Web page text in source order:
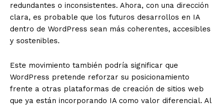
redundantes o inconsistentes. Ahora, con una dirección
clara, es probable que los futuros desarrollos en IA
dentro de WordPress sean más coherentes, accesibles
y sostenibles.
Este movimiento también podría significar que
WordPress pretende reforzar su posicionamiento
frente a otras plataformas de creación de sitios web
que ya están incorporando IA como valor diferencial. Al